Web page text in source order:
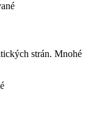
strán. Mnohé